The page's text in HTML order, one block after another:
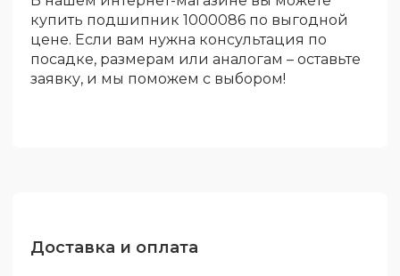
купить подшипник 1000086 по выгодной
цене. Если вам нужна консультация по
посадке, размерам или аналогам – оставьте
заявку, и мы поможем с выбором!
Доставка и оплата